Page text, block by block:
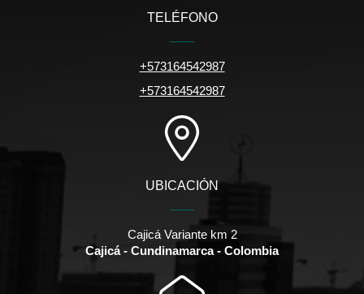
TELÉFONO
+573164542987
+573164542987
UBICACIÓN
Cajicá Variante km 2
Cajicá - Cundinamarca - Colombia